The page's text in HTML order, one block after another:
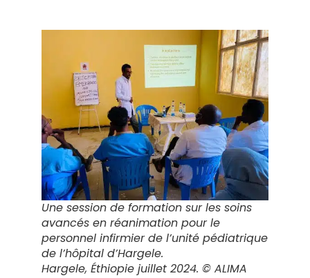
Une session de formation sur les soins
avancés en réanimation pour le
personnel infirmier de l’unité pédiatrique
de l’hôpital d’Hargele.
Hargele, Éthiopie juillet 2024. © ALIMA